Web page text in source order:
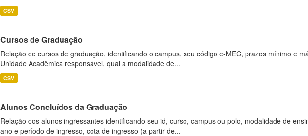
CSV
Cursos de Graduação
Relação de cursos de graduação, identificando o campus, seu código e-MEC, prazos mínimo e
Unidade Acadêmica responsável, qual a modalidade de...
CSV
Alunos Concluídos da Graduação
Relação dos alunos ingressantes identificando seu id, curso, campus ou polo, modalidade de
ano e período de ingresso, cota de ingresso (a partir de...